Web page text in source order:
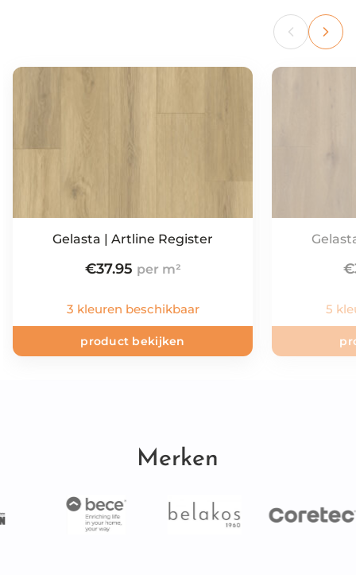
Gelasta | Artline Register
€37.95
3 kleuren beschikbaar
product bekijken
€
5
Merken